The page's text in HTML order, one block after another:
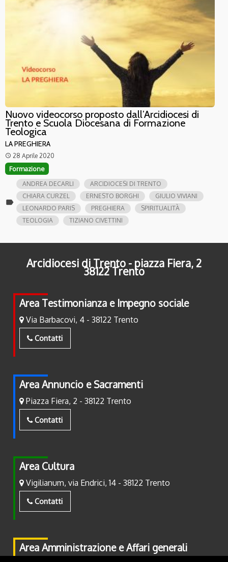
Nuovo videocorso proposto dall’Arcidiocesi di
Trento e Scuola Diocesana di Formazione
Teologica
LA PREGHIERA
access_time 28 Aprile 2020
Formazione
label
ANDREA DECARLI
ARCIDIOCESI DI TRENTO
CHIARA CURZEL
ERNESTO BORGHI
GIULIO VIVIANI
LEONARDO PARIS
PREGHIERA
SPIRITUALITÀ
TEOLOGIA
TIZIANO CIVETTINI
Arcidiocesi di Trento - piazza Fiera, 2
38122 Trento
Area Testimonianza e Impegno sociale
Via Barbacovi, 4 - 38122 Trento
Contatti
Area Annuncio e Sacramenti
Piazza Fiera, 2 - 38122 Trento
Contatti
Area Cultura
Vigilianum, via Endrici, 14 - 38122 Trento
Contatti
Area Amministrazione e Affari generali